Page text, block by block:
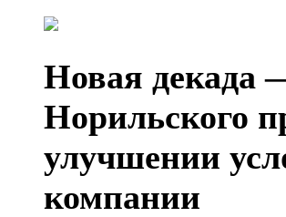
Новая декада
Норильского
улучшении
компании